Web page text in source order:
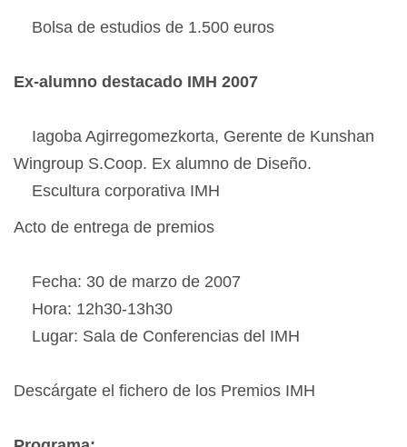
Bolsa de estudios de 1.500 euros
Ex-alumno destacado IMH 2007
Iagoba Agirregomezkorta, Gerente de Kunshan
Wingroup S.Coop. Ex alumno de Diseño.
Escultura corporativa IMH
Acto de entrega de premios
Fecha: 30 de marzo de 2007
Hora: 12h30-13h30
Lugar: Sala de Conferencias del IMH
Descárgate el fichero de los Premios IMH